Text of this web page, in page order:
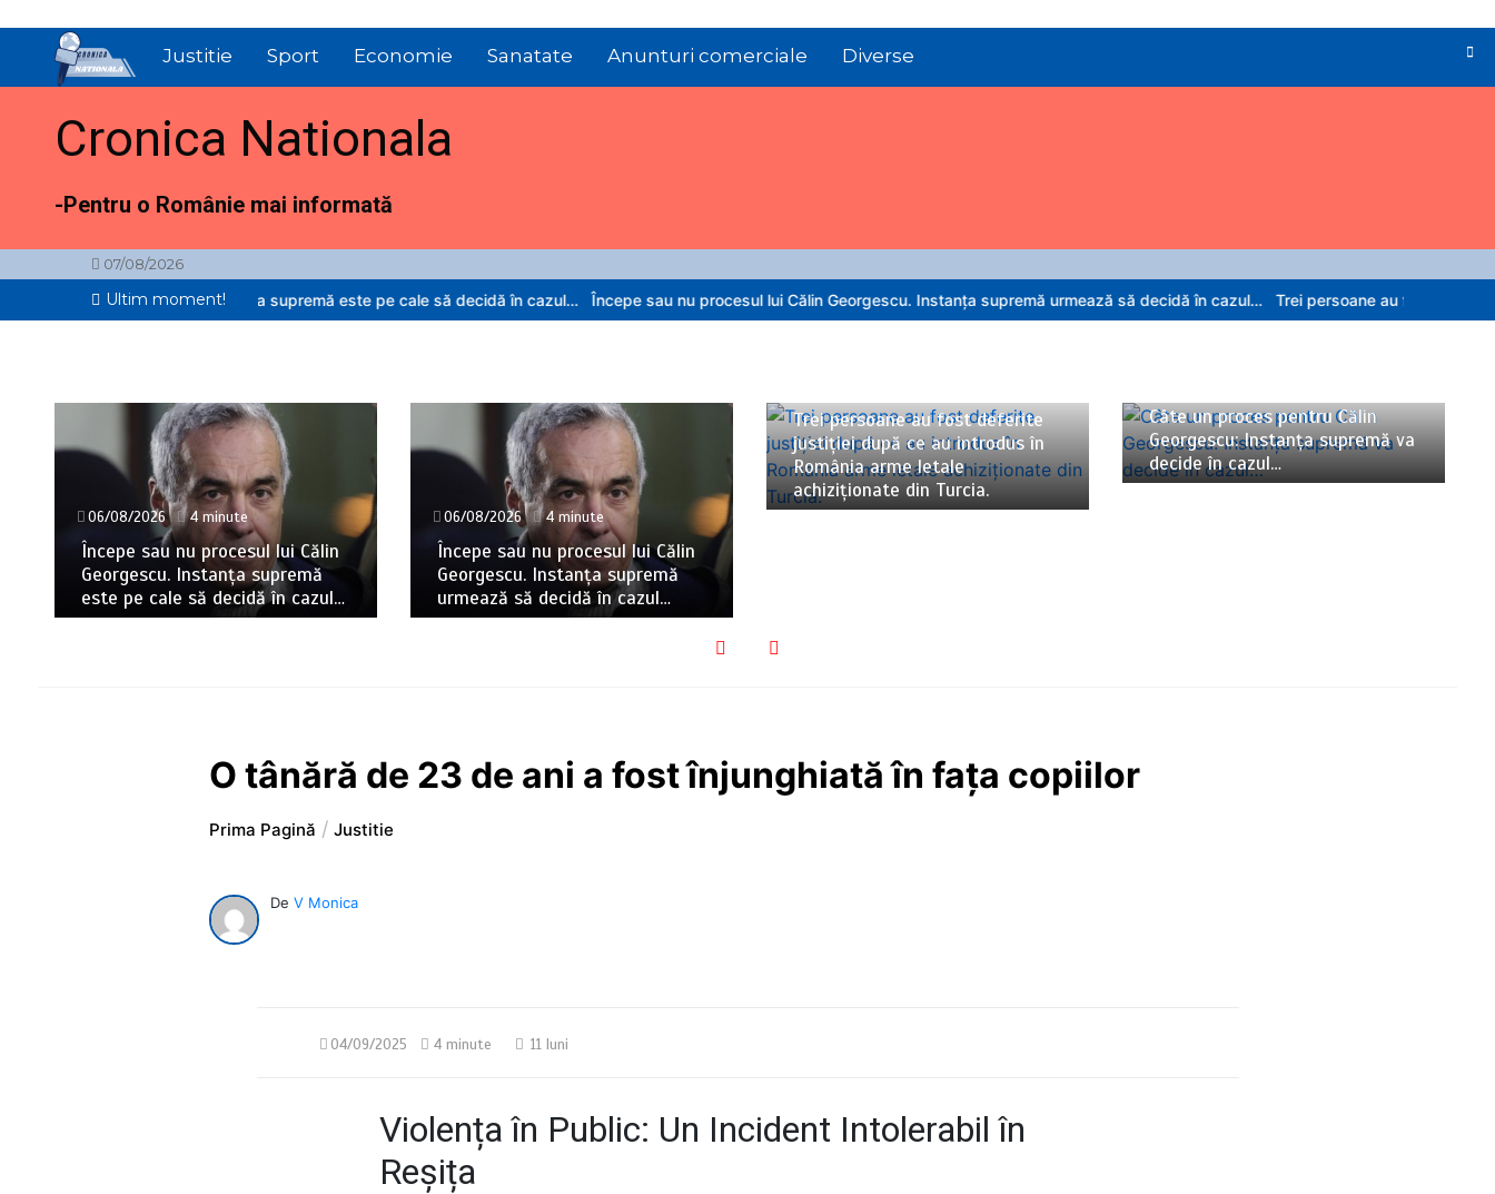
conținut
Justitie Sport Economie Sanatate Anunturi comerciale Diverse
Cronica Nationala
-Pentru o Românie mai informată
07/08/2026
Ultim moment!
Georgescu. Instanța supremă este pe cale să decidă în cazul… Începe sau nu procesul lui Călin Georgescu. Instanța supremă urmează să decidă în cazul… Trei persoane au fost deferite justiției după
06/08/2026 4 minute
Începe sau nu procesul lui Călin
Georgescu. Instanța supremă
este pe cale să decidă în cazul…
06/08/2026 4 minute
Începe sau nu procesul lui Călin
Georgescu. Instanța supremă
urmează să decidă în cazul…
Trei persoane au fost deferite
justiției după ce au introdus în
România arme letale
achiziționate din Turcia.
Câte un proces pentru Călin
Georgescu: Instanța supremă va
decide în cazul…
O tânără de 23 de ani a fost înjunghiată în fața copiilor
Prima Pagină Justitie
DeV Monica
04/09/2025 4 minute 11 luni
Violența în Public: Un Incident Intolerabil în
Reșița